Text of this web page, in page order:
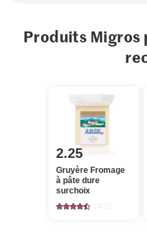
Produits
2.25
Gruyère Fromage
à pâte dure
surchoix